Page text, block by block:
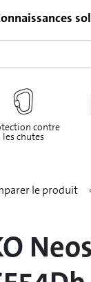
contre
les chutes
le produit